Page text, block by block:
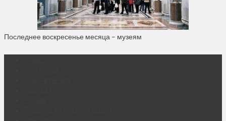
Последнее воскресенье месяца – музеям